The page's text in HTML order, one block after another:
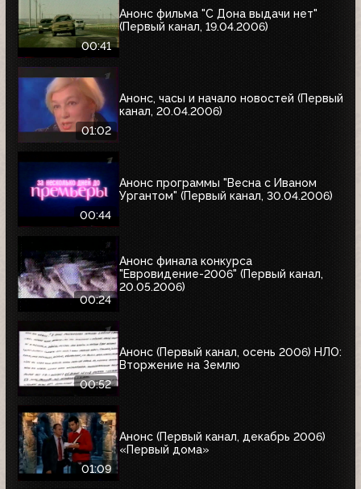
00:41
Анонс фильма "С Дона выдачи нет"
(Первый канал, 19.04.2006)
01:02
Анонс, часы и начало новостей (Первый
канал, 20.04.2006)
00:44
Анонс программы "Весна с Иваном
Ургантом" (Первый канал, 30.04.2006)
00:24
Анонс финала конкурса
"Евровидение-2006" (Первый канал,
20.05.2006)
00:52
Анонс (Первый канал, осень 2006) НЛО:
Вторжение на Землю
01:09
Анонс (Первый канал, декабрь 2006)
«Первый дома»